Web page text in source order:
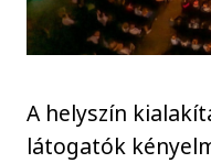
A helyszín
látogatók